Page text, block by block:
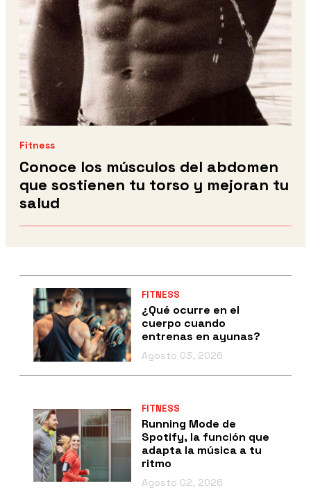
Fitness
Conoce los músculos del abdomen
que sostienen tu torso y mejoran tu
salud
FITNESS
¿Qué ocurre en el
cuerpo cuando
entrenas en ayunas?
Agosto 03, 2026
FITNESS
Running Mode de
Spotify, la función que
adapta la música a tu
ritmo
Agosto 02, 2026